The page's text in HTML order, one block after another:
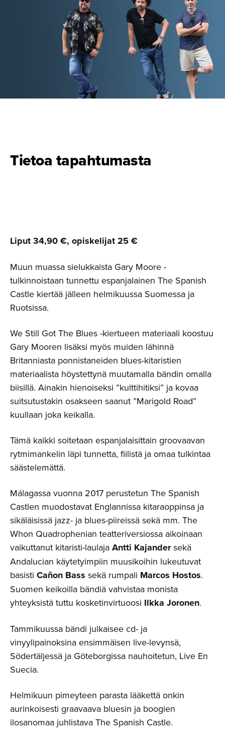
Tietoa tapahtumasta
Liput 34,90 €, opiskelijat 25 €
Muun muassa sielukkaista Gary Moore -
tulkinnoistaan tunnettu espanjalainen The Spanish
Castle kiertää jälleen helmikuussa Suomessa ja
Ruotsissa.
We Still Got The Blues -kiertueen materiaali koostuu
Gary Mooren lisäksi myös muiden lähinnä
Britanniasta ponnistaneiden blues-kitaristien
materiaalista höystettynä muutamalla bändin omalla
biisillä. Ainakin hienoiseksi ”kulttihitiksi” ja kovaa
suitsutustakin osakseen saanut ”Marigold Road”
kuullaan joka keikalla.
Tämä kaikki soitetaan espanjalaisittain groovaavan
rytmimankelin läpi tunnetta, fiilistä ja omaa tulkintaa
säästelemättä.
Málagassa vuonna 2017 perustetun The Spanish
Castlen muodostavat Englannissa kitaraoppinsa ja
sikäläisissä jazz- ja blues-piireissä sekä mm. The
Whon Quadrophenian teatteriversiossa aikoinaan
vaikuttanut kitaristi-laulaja Antti Kajandersekä
Andalucian käytetyimpiin muusikoihin lukeutuvat
basisti Cañon Bass sekä rumpali Marcos Hostos.
Suomen keikoilla bändiä vahvistaa monista
yhteyksistä tuttu kosketinvirtuoosi Ilkka Joronen.
Tammikuussa bändi julkaisee cd- ja
vinyylipainoksina ensimmäisen live-levynsä,
Södertäljessä ja Göteborgissa nauhoitetun, Live En
Suecia.
Helmikuun pimeyteen parasta lääkettä onkin
aurinkoisesti graavaava bluesin ja boogien
ilosanomaa juhlistava The Spanish Castle.